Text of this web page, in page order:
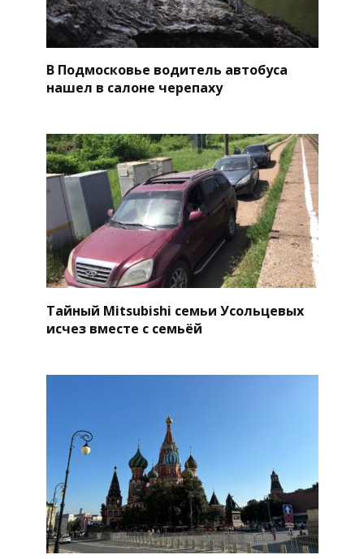
В Подмосковье водитель автобуса
нашел в салоне черепаху
Тайный Mitsubishi семьи Усольцевых
исчез вместе с семьёй